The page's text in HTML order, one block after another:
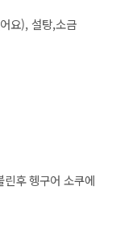
요), 설탕,소금
후 헹구어 소쿠에